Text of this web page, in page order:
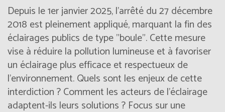
Depuis le 1er janvier 2025, l’arrêté du 27 décembre
2018 est pleinement appliqué, marquant la fin des
éclairages publics de type "boule". Cette mesure
vise à réduire la pollution lumineuse et à favoriser
un éclairage plus efficace et respectueux de
l’environnement. Quels sont les enjeux de cette
interdiction ? Comment les acteurs de l’éclairage
adaptent-ils leurs solutions ? Focus sur une